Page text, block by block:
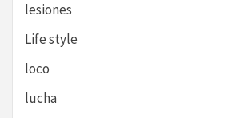
lesiones
Life style
loco
lucha